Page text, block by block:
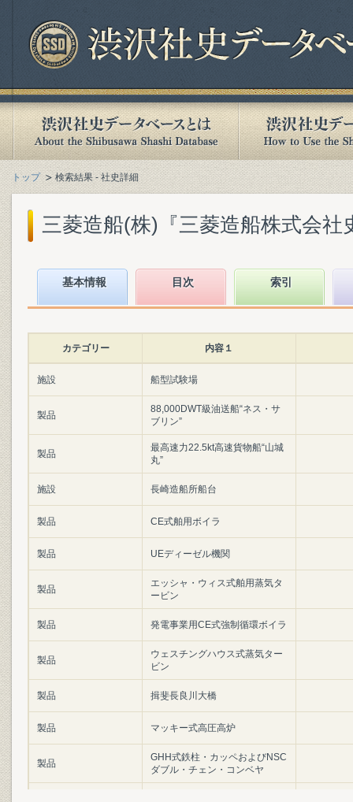
トップ 検索結果 - 社史詳細
三菱造船(株)『三菱造船株式会社
基本情報 目次 索引
カテゴリー 内容１
施設 船型試験場
製品
88,000DWT級油送船“ネス・サ
ブリン”
製品
最高速力22.5kt高速貨物船“山城
丸”
施設 長崎造船所船台
製品 CE式舶用ボイラ
製品 UEディーゼル機関
製品
エッシャ・ウィス式舶用蒸気タ
ービン
製品 発電事業用CE式強制循環ボイラ
製品
ウェスチングハウス式蒸気ター
ビン
製品 揖斐長良川大橋
製品 マッキー式高圧高炉
製品
GHH式鉄柱・カッペおよびNSC
ダブル・チェン・コンベヤ